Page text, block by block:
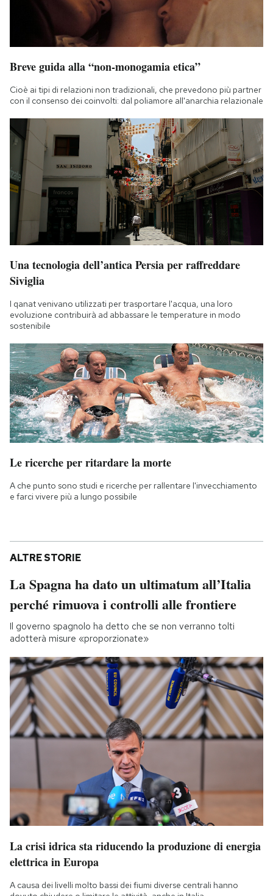
Breve guida alla “non-monogamia etica”
Cioè ai tipi di relazioni non tradizionali, che prevedono più partner
con il consenso dei coinvolti: dal poliamore all'anarchia relazionale
Una tecnologia dell’antica Persia per raffreddare
Siviglia
I qanat venivano utilizzati per trasportare l'acqua, una loro
evoluzione contribuirà ad abbassare le temperature in modo
sostenibile
Le ricerche per ritardare la morte
A che punto sono studi e ricerche per rallentare l'invecchiamento
e farci vivere più a lungo possibile
ALTRE STORIE
La Spagna ha dato un ultimatum all’Italia
perché rimuova i controlli alle frontiere
Il governo spagnolo ha detto che se non verranno tolti
adotterà misure «proporzionate»
La crisi idrica sta riducendo la produzione di energia
elettrica in Europa
A causa dei livelli molto bassi dei fiumi diverse centrali hanno